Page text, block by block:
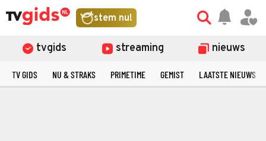
stem nu!
tvgids streaming nieuws
TV GIDS NU & STRAKS PRIMETIME GEMIST LAATSTE NIEUWS